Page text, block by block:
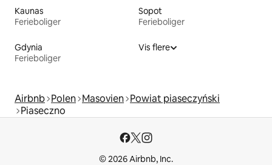
Kaunas
Ferieboliger
Sopot
Ferieboliger
Gdynia
Ferieboliger
Vis flere
Airbnb Polen Masovien Powiat piaseczyński
Piaseczno
© 2026 Airbnb, Inc.